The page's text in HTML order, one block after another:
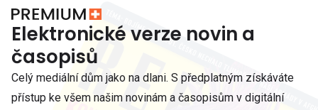
Elektronické verze novin a
časopisů
Celý mediální dům jako na dlani. S předplatným získáváte
přístup ke všem našim novinám a časopisům v digitální